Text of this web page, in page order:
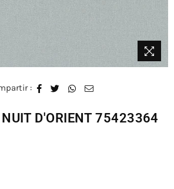
:
D'ORIENT 75423364